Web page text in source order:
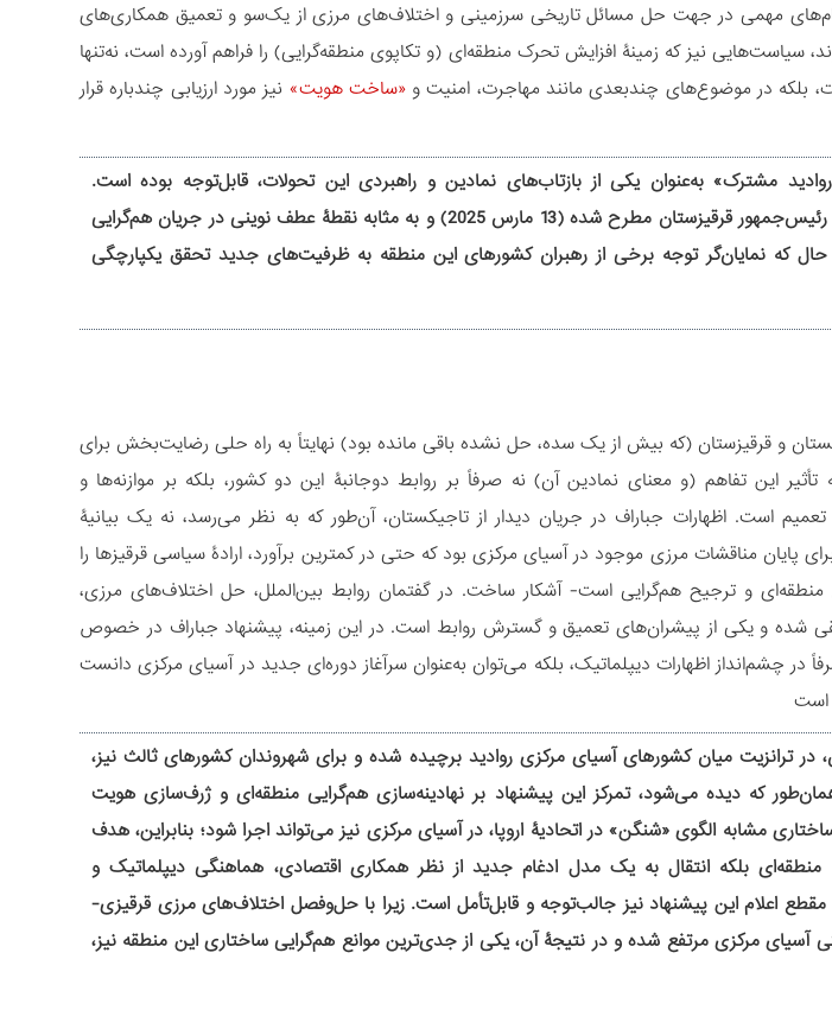
مهمی در جهت حل مسائل تاریخی سرزمینی و اختلاف‌های مرزی از یک‌سو و تعمیق همکاری‌های
سیاست‌هایی نیز که زمینۀ افزایش تحرک منطقه‌ای (و تکاپوی منطقه‌گرایی) را فراهم آورده است، نه‌تنها
بلکه در موضوع‌های چندبعدی مانند مهاجرت، امنیت و«ساخت هویت» نیز مورد ارزیابی چندباره قرار
مشترک» به‌عنوان یکی از بازتاب‌های نمادین و راهبردی این تحولات، قابل‌توجه بوده است.
پیشنهادی که اخیراً از سوی سادیر جباراف، رئیس‌جمهور قرقیزستان مطرح شده (13 مارس 2025) و به مثابه نقطۀ عطف نوینی در جریان هم‌گرایی
که نمایان‌گر توجه برخی از رهبران کشورهای این منطقه به ظرفیت‌های جدید تحقق یکپارچگی
مرزی تاجیکستان و قرقیزستان (که بیش از یک سده، حل نشده باقی مانده بود) نهایتاً به راه حلی رضایت‌بخش برای
این تفاهم (و معنای نمادین آن) نه صرفاً بر روابط دوجانبۀ این دو کشور، بلکه بر موازنه‌ها و
است. اظهارات جباراف در جریان دیدار از تاجیکستان، آن‌طور که به نظر می‌رسد، نه یک بیانیۀ
پایان مناقشات مرزی موجود در آسیای مرکزی بود که حتی در کمترین برآورد، ارادۀ سیاسی قرقیزها را
و ترجیح هم‌گرایی است- آشکار ساخت. در گفتمان روابط بین‌الملل، حل اختلاف‌های مرزی،
شده و یکی از پیشران‌های تعمیق و گسترش روابط است. در این زمینه، پیشنهاد جباراف در خصوص
در چشم‌انداز اظهارات دیپلماتیک، بلکه می‌توان به‌عنوان سرآغاز دوره‌ای جدید در آسیای مرکزی دانست
است
در ترانزیت میان کشورهای آسیای مرکزی روادید برچیده شده و برای شهروندان کشورهای ثالث نیز،
که دیده می‌شود، تمرکز این پیشنهاد بر نهادینه‌سازی هم‌گرایی منطقه‌ای و ژرف‌سازی هویت
مشابه الگوی «شنگن» در اتحادیۀ اروپا، در آسیای مرکزی نیز می‌تواند اجرا شود؛ بنابراین، هدف
منطقه‌ای بلکه انتقال به یک مدل ادغام جدید از نظر همکاری اقتصادی، هماهنگی دیپلماتیک و
اعلام این پیشنهاد نیز جالب‌توجه و قابل‌تأمل است. زیرا با حل‌وفصل اختلاف‌های مرزی قرقیزی-
آسیای مرکزی مرتفع شده و در نتیجۀ آن، یکی از جدی‌ترین موانع هم‌گرایی ساختاری این منطقه نیز،